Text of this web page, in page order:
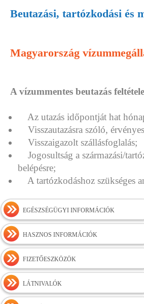
Beutazási, tartózkodási és
Magyarország
A vízummentes beutazás
Az utazás időpontját hat
Visszautazásra szóló,
Visszaigazolt szállásfoglalás;
Jogosultság a származási/
belépésre;
A tartózkodáshoz szükséges
EGÉSZSÉGÜGYI INFORMÁCIÓK
HASZNOS INFORMÁCIÓK
FIZETŐESZKÖZÖK
LÁTNIVALÓK